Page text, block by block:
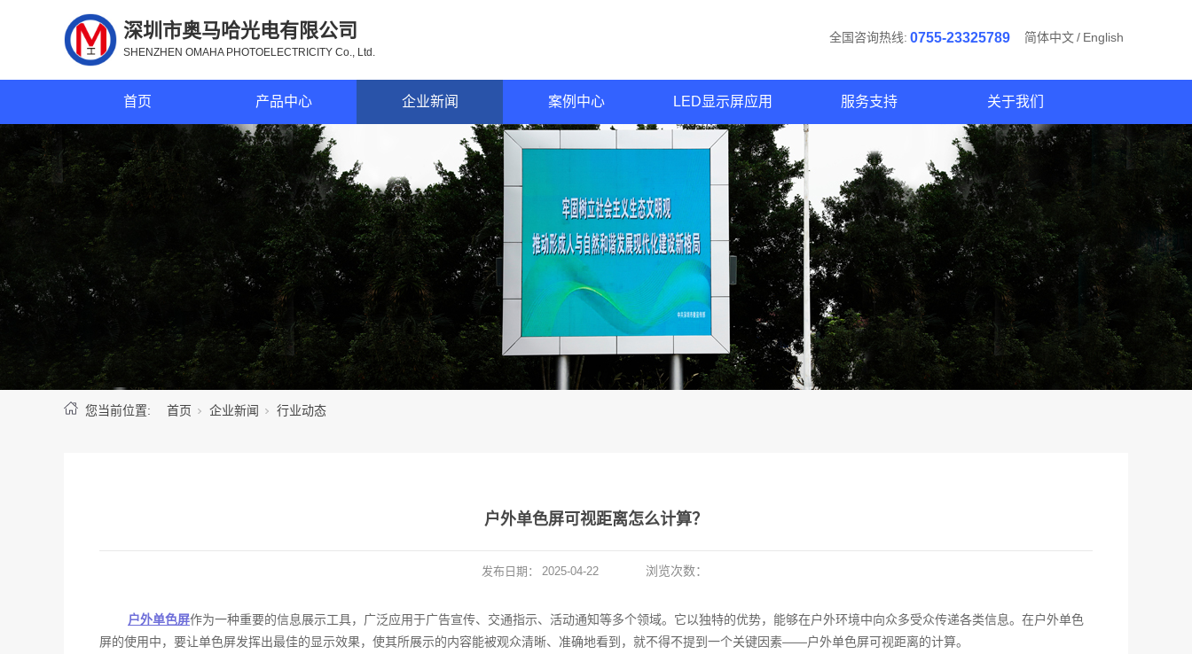
深圳市奥马哈光电有限公司
SHENZHEN OMAHA PHOTOELECTRICITY Co., Ltd.
全国咨询热线: 0755-23325789 简体中文/ English
首页 产品中心 企业新闻 案例中心 LED显示屏应用 服务支持 关于我们
您当前位置: 首页 企业新闻 行业动态
户外单色屏可视距离怎么计算？
发布日期： 2025-04-22 浏览次数：
户外单色屏作为一种重要的信息展示工具，广泛应用于广告宣传、交通指示、活动通知等多个领域。它以独特的优势，能够在户外环境中向众多受众传递各类信息。在户外单色
屏的使用中，要让单色屏发挥出最佳的显示效果，使其所展示的内容能被观众清晰、准确地看到，就不得不提到一个关键因素——户外单色屏可视距离的计算。